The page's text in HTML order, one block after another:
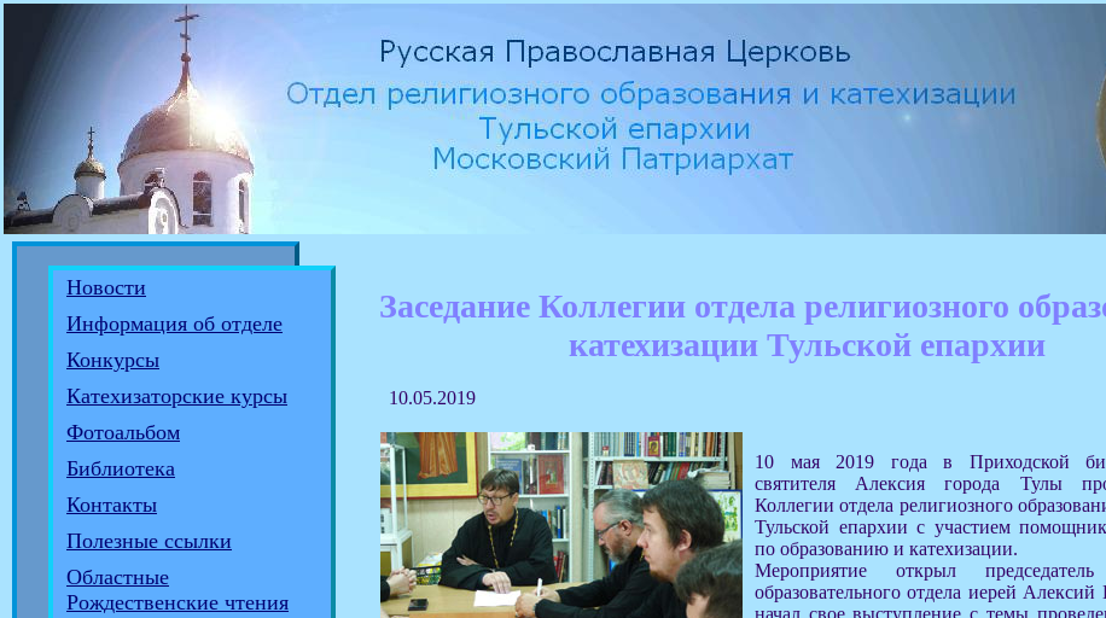
Новости
Информация об отделе
Конкурсы
Катехизаторские курсы
Фотоальбом
Библиотека
Контакты
Полезные ссылки
Областные
Рождественские чтения
Заседание Коллегии отдела религиозного
катехизации Тульской епархии
10.05.2019
10 мая 2019 года в Приходской
святителя Алексия города Тулы
Коллегии отдела религиозного
Тульской епархии с участием
по образованию и катехизации.
Мероприятие открыл председатель
образовательного отдела иерей
начал свое выступление с темы